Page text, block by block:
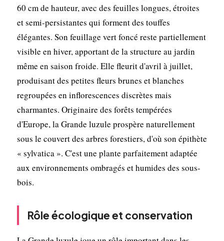
60 cm de hauteur, avec des feuilles longues, étroites
et semi-persistantes qui forment des touffes
élégantes. Son feuillage vert foncé reste partiellement
visible en hiver, apportant de la structure au jardin
même en saison froide. Elle fleurit d'avril à juillet,
produisant des petites fleurs brunes et blanches
regroupées en inflorescences discrètes mais
charmantes. Originaire des forêts tempérées
d'Europe, la Grande luzule prospère naturellement
sous le couvert des arbres forestiers, d'où son épithète
« sylvatica ». C'est une plante parfaitement adaptée
aux environnements ombragés et humides des sous-
bois.
Rôle écologique et conservation